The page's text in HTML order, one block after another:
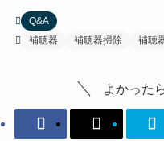
Q&A
補聴器
補聴器掃除 補聴
よかった